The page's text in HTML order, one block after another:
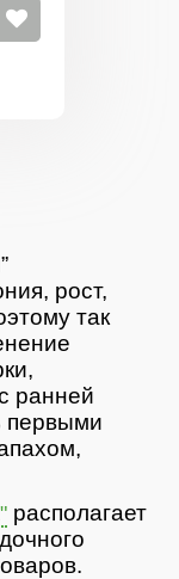
рост,
так
ранней
первыми
располагает